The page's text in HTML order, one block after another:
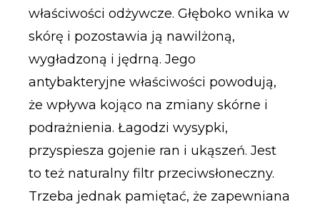
właściwości odżywcze. Głęboko wnika w
skórę i pozostawia ją nawilżoną,
wygładzoną i jędrną. Jego
antybakteryjne właściwości powodują,
że wpływa kojąco na zmiany skórne i
podrażnienia. Łagodzi wysypki,
przyspiesza gojenie ran i ukąszeń. Jest
to też naturalny filtr przeciwsłoneczny.
Trzeba jednak pamiętać, że zapewniana